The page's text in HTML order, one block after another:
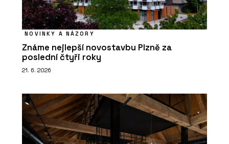
NOVINKY A NÁZORY
Známe nejlepší novostavbu Plzně za
poslední čtyři roky
21. 6. 2026